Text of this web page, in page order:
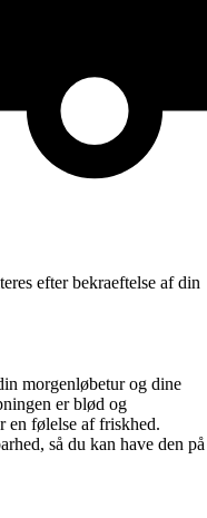
efter bekraeftelse af din
morgenløbetur og dine
er blød og
en følelse af friskhed.
så du kan have den på